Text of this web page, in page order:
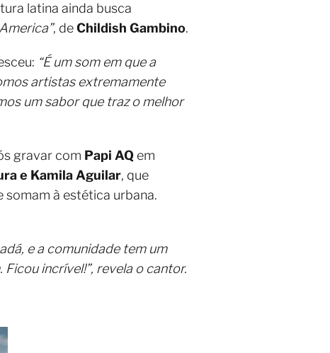
latina ainda busca
, deChildish Gambino.
“É um som em que a
artistas extremamente
um sabor que traz o melhor
gravar com Papi AQ em
e Kamila Aguilar, que
somam à estética urbana.
e a comunidade tem um
incrível!”, revela o cantor.